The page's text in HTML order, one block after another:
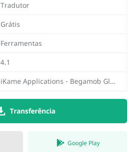
Tradutor
Grátis
Ferramentas
4.1
iKame Applications - Begamob Global
Transferência
Google Play